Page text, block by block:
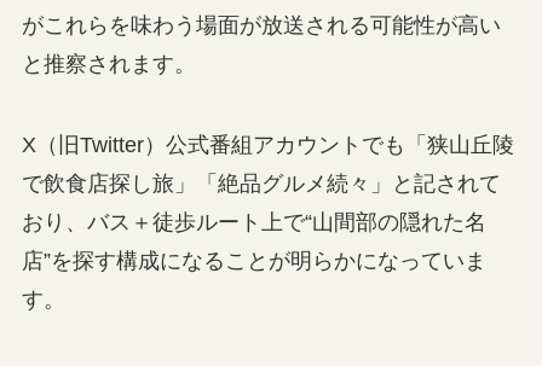
がこれらを味わう場面が放送される可能性が高い
と推察されます。
X（旧Twitter）公式番組アカウントでも「狭山丘陵
で飲食店探し旅」「絶品グルメ続々」と記されて
おり、バス＋徒歩ルート上で“山間部の隠れた名
店”を探す構成になることが明らかになっていま
す。